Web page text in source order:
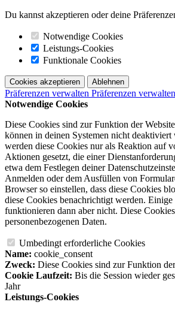
Du kannst akzeptieren oder deine
Notwendige Cookies
Leistungs-Cookies
Funktionale Cookies
Cookies akzeptieren Ablehnen
Präferenzen verwalten Präferenzen verwalten
Notwendige Cookies
Diese Cookies sind zur Funktion der
können in deinen Systemen nicht deaktiviert
werden diese Cookies nur als Reaktion auf
Aktionen gesetzt, die einer
etwa dem Festlegen deiner
Anmelden oder dem Ausfüllen von
Browser so einstellen, dass diese Cookies
diese Cookies benachrichtigt werden.
funktionieren dann aber nicht. Diese
personenbezogenen Daten.
Umbedingt erforderliche Cookies
Name: cookie_consent
Zweck: Diese Cookies sind zur Funktion
Cookie Laufzeit: Bis die Session wieder
Jahr
Leistungs-Cookies